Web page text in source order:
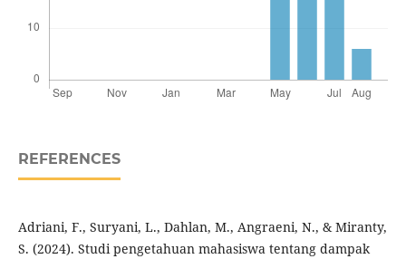
REFERENCES
Adriani, F., Suryani, L., Dahlan, M., Angraeni, N., & Miranty,
S. (2024). Studi pengetahuan mahasiswa tentang dampak